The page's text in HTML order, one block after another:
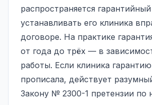
распространяется
устанавливать его клиника
договоре. На практике
от года до трёх — в
работы. Если клиника
прописала, действует
Закону № 2300-1 претензии по